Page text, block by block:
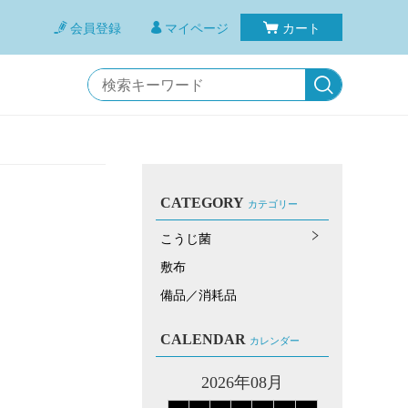
会員登録 マイページ カート
CATEGORY カテゴリー
こうじ菌
敷布
備品／消耗品
CALENDAR カレンダー
2026年08月